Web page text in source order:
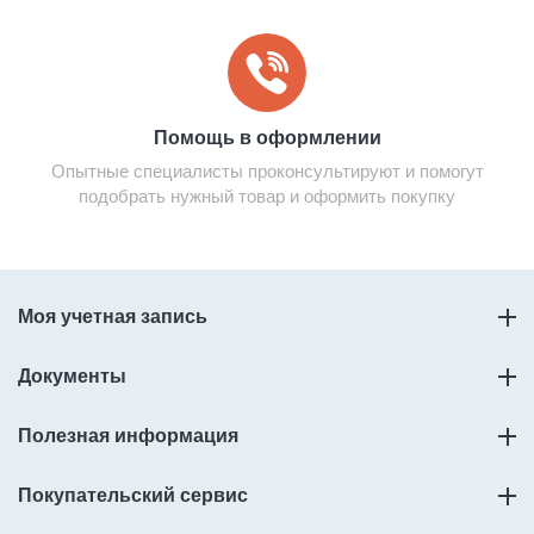
Помощь в оформлении
Опытные специалисты проконсультируют и помогут
подобрать нужный товар и оформить покупку
Моя учетная запись
Документы
Полезная информация
Покупательский сервис